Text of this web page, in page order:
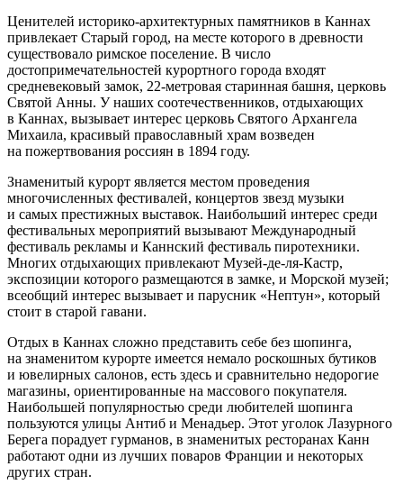
Ценителей историко-архитектурных памятников в Каннах
привлекает Старый город, на месте которого в древности
существовало римское поселение. В число
достопримечательностей курортного города входят
средневековый замок, 22-метровая старинная башня, церковь
Святой Анны. У наших соотечественников, отдыхающих
в Каннах, вызывает интерес церковь Святого Архангела
Михаила, красивый православный храм возведен
на пожертвования россиян в 1894 году.
Знаменитый курорт является местом проведения
многочисленных фестивалей, концертов звезд музыки
и самых престижных выставок. Наибольший интерес среди
фестивальных мероприятий вызывают Международный
фестиваль рекламы и Каннский фестиваль пиротехники.
Многих отдыхающих привлекают Музей-де-ля-Кастр,
экспозиции которого размещаются в замке, и Морской музей;
всеобщий интерес вызывает и парусник «Нептун», который
стоит в старой гавани.
Отдых в Каннах сложно представить себе без шопинга,
на знаменитом курорте имеется немало роскошных бутиков
и ювелирных салонов, есть здесь и сравнительно недорогие
магазины, ориентированные на массового покупателя.
Наибольшей популярностью среди любителей шопинга
пользуются улицы Антиб и Менадьер. Этот уголок Лазурного
Берега порадует гурманов, в знаменитых ресторанах Канн
работают одни из лучших поваров Франции и некоторых
других стран.